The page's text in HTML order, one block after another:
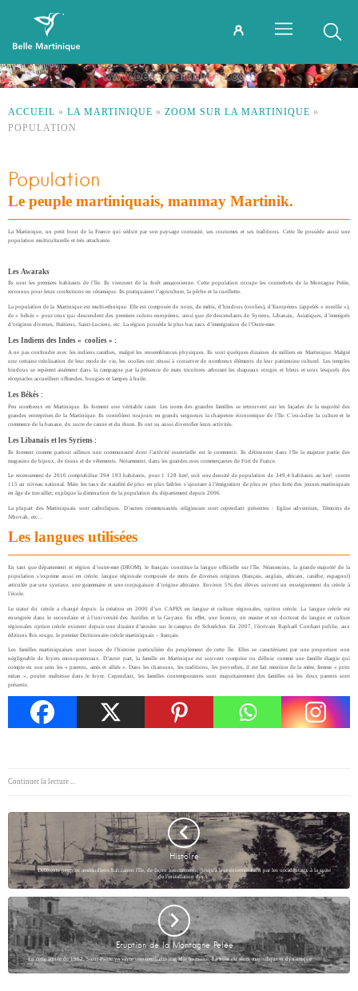
ACCUEIL » LA MARTINIQUE » ZOOM SUR LA MARTINIQUE »
POPULATION
Population
Le peuple martiniquais, manmay Martinik.
La Martinique, un petit bout de la France qui séduit par son paysage contrasté, ses coutumes et ses traditions. Cette île possède aussi une
population multiculturelle et très attachante.
Les Awaraks
Ils sont les premiers habitants de l’île. Ils viennent de la forêt amazonienne. Cette population occupe les contreforts de la Montagne Pelée,
reconnus pour leurs confections en céramique. Ils pratiquaient l’agriculture, la pêche et la cueillette.
La population de la Martinique est multi-ethnique. Elle est composée de noirs, de métis, d’hindous (coolies), d’Européens (appelés « zoreille »),
de « békés » pour ceux qui descendent des premiers colons européens, ainsi que de descendants de Syriens, Libanais, Asiatiques, d’immigrés
d’origines diverses, Haïtiens, Saint-Luciens, etc. La région possède le plus bas taux d’immigration de l’Outre-mer.
Les Indiens des Indes « coolies » :
A ne pas confondre avec les indiens caraïbes, malgré les ressemblances physiques. Ils sont quelques dizaines de milliers en Martinique. Malgré
une certaine créolisation de leur mode de vie, les coolies ont réussi à conserver de nombreux éléments de leur patrimoine culturel. Les temples
hindous se repèrent aisément dans la campagne par la présence de mats tricolores arborant les drapeaux rouges et bleus et sous lesquels des
réceptacles accueillent offrandes, bougies et lampes à huile.
Les Békés :
Peu nombreux en Martinique. Ils forment une véritable caste. Les noms des grandes familles se retrouvent sur les façades de la majorité des
grandes entreprises de la Martinique. Ils contrôlent toujours en grands seigneurs la charpente économique de l’île. C’est-à-dire la culture et le
commerce de la banane, du sucre de canne et du rhum. Ils ont su aussi diversifier leurs activités.
Les Libanais et les Syriens :
Ils forment comme partout ailleurs une communauté dont l’activité essentielle est le commerce. Ils détiennent dans l’île la majeure partie des
magasins de bijoux, de tissus et de vêtements. Notamment, dans les grandes rues commerçantes de Fort de France.
Le recensement de 2010 comptabilise 394 193 habitants, pour 1 128 km², soit une densité de population de 349,4 habitants au km², contre
115 au niveau national. Mais les taux de natalité de plus en plus faibles s’ajoutant à l’émigration de plus en plus forte des jeunes martiniquais
en âge de travailler, explique la diminution de la population du département depuis 2006.
La plupart des Martiniquais sont catholiques. D’autres communautés religieuses sont cependant présentes : Eglise adventiste, Témoins de
Jéhovah, etc…
Les langues utilisées
En tant que département et région d’outre-mer (DROM), le français constitue la langue officielle sur l’île. Néanmoins, la grande majorité de la
population s’exprime aussi en créole, langue régionale composée de mots de diverses origines (français, anglais, africain, caraïbe, espagnol)
articulée par une syntaxe, une grammaire et une conjugaison d’origine africaine. Environ 5% des élèves suivent un enseignement du créole à
l’école.
Le statut du créole a changé depuis la création en 2000 d’un CAPES en langue et culture régionales, option créole. La langue créole est
enseignée dans le secondaire et à l’université des Antilles et la Guyane. En effet, une licence, un master et un doctorat de langue et culture
régionales option créole existent depuis une dizaine d’années sur le campus de Schœlcher. En 2007, l’écrivain Raphaël Confiant publie, aux
éditions Ibis rouge, le premier Dictionnaire créole martiniquais – français.
Les familles martiniquaises sont issues de l’histoire particulière du peuplement de cette île. Elles se caractérisent par une proportion non
négligeable de foyers monoparentaux. D’autre part, la famille en Martinique est souvent comprise ou définie comme une famille élargie qui
compte en son sein les « parents, amis et alliés ». Dans les chansons, les traditions, les proverbes, il est fait mention de la mère, femme « poto
mitan », poutre maîtresse dans le foyer. Cependant, les familles contemporaines sont majoritairement des familles où les deux parents sont
présents.
Continuer la lecture ...
Histoire
Différents peuples amérindiens habitaient l'île, de façon intermittente, jusqu'à leur extermination par les occidentaux à la suite
de l'installation des…
Eruption de la Montagne Pelée
En cette année de 1902, Saint-Pierre va vivre une terrifiante tragédie humaine. La ville est alors magnifique et dynamique :…